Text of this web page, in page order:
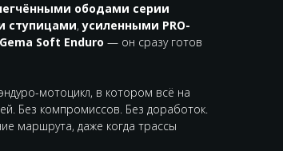
ободами серии
ступицами,усиленными PRO-
Gema Soft Enduro — он сразу готов
мотоцикл, в котором всё на
Без компромиссов. Без доработок.
маршрута, даже когда трассы